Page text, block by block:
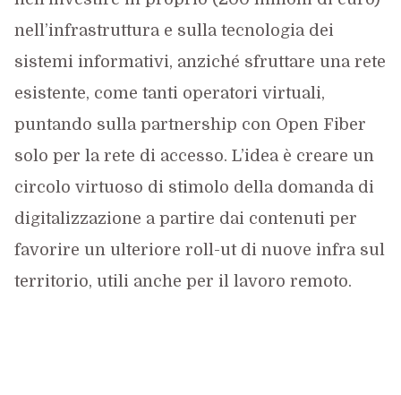
nell’infrastruttura e sulla tecnologia dei
sistemi informativi, anziché sfruttare una rete
esistente, come tanti operatori virtuali,
puntando sulla partnership con Open Fiber
solo per la rete di accesso. L’idea è creare un
circolo virtuoso di stimolo della domanda di
digitalizzazione a partire dai contenuti per
favorire un ulteriore roll-ut di nuove infra sul
territorio, utili anche per il lavoro remoto.